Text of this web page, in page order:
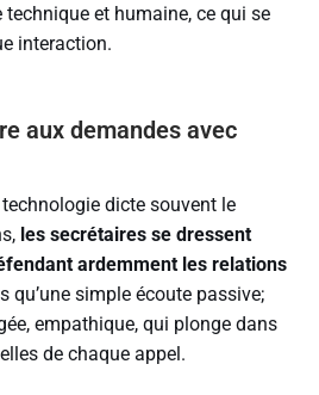
et humaine, ce qui se
interaction.
aux demandes avec
dicte souvent le
les secrétaires se dressent
ardemment les relations
qu’une simple écoute passive;
empathique, qui plonge dans
de chaque appel.